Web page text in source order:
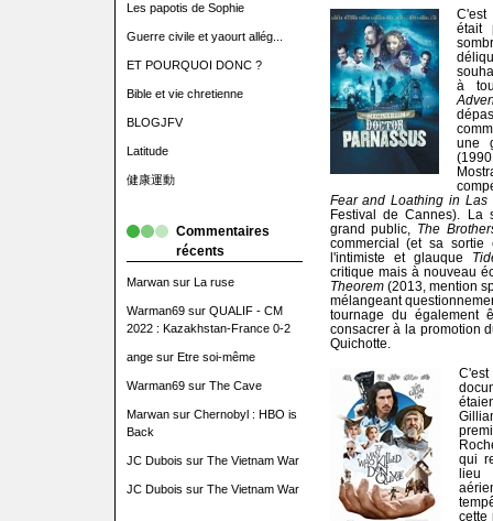
Les papotis de Sophie
Guerre civile et yaourt allég...
ET POURQUOI DONC ?
Bible et vie chretienne
BLOGJFV
Latitude
健康運動
Commentaires
récents
Marwansur La ruse
Warman69sur QUALIF - CM
2022 : Kazakhstan-France 0-2
angesur Etre soi-même
Warman69sur The Cave
Marwansur Chernobyl : HBO is
Back
JC Dubois sur The Vietnam War
JC Dubois sur The Vietnam War
C'est
était
à
une
Fear and Loathing in Las
Festival de Cannes). La
grand public, The
commercial (et sa sortie
l'intimiste et glauque
critique mais à nouveau
Theorem(2013, mention
mélangeant
tournage du également
consacrer à la promotion
Quichotte.
qui
lieu
cette